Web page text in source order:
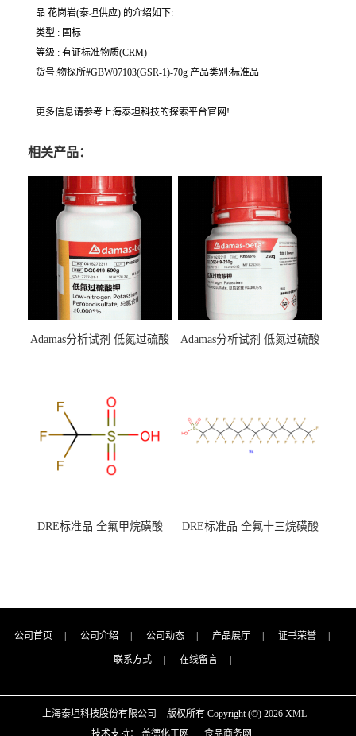
品 花岗岩(泰坦供应) 的介绍如下:
类型 : 固标
等级 : 有证标准物质(CRM)
货号:物探所#GBW07103(GSR-1)-70g 产品类别:标准品
更多信息请参考上海泰坦科技的探索平台官网!
相关产品：
Adamas分析试剂 低氮过硫酸
（泰坦现货供应）
Adamas分析试剂 低氮过硫酸
DRE标准品 全氟甲烷磺酸
DRE标准品 全氟十三烷磺酸
公司首页 公司介绍 公司动态 产品展厅 证书荣誉
联系方式 在线留言
上海泰坦科技股份有限公司 版权所有 Copyright (©) 2026 XML
技术支持： 盖德化工网 食品商务网